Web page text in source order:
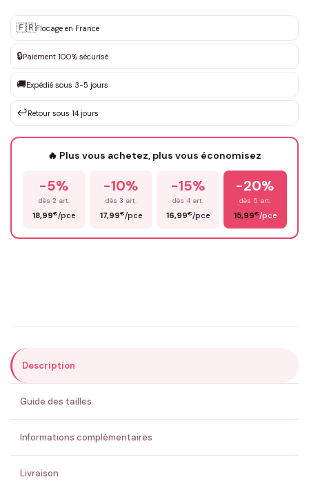
✨ Personnalisation sur mesure
DEVIS GRATUIT · Personnalisation de 3 à 10€ selon la demande
Que souhaitez-vous ?*
Votre texte / idée*
Prénom*
ENVOYER MA DEMANDE ✨
💚 Retour sous 24-48h🇫🇷 Flocage en France✅ Validation avant fabrication
🇫🇷Flocage en France
🔒Paiement 100% sécurisé
🚚Expédié sous 3-5 jours
↩️Retour sous 14 jours
🔥 Plus vous achetez, plus vous économisez
-5%
dès 2 art.
18,99€/pce
-10%
dès 3 art.
17,99€/pce
-15%
dès 4 art.
16,99€/pce
-20%
dès 5 art.
15,99€/pce
Description
Guide des tailles
Informations complémentaires
Livraison